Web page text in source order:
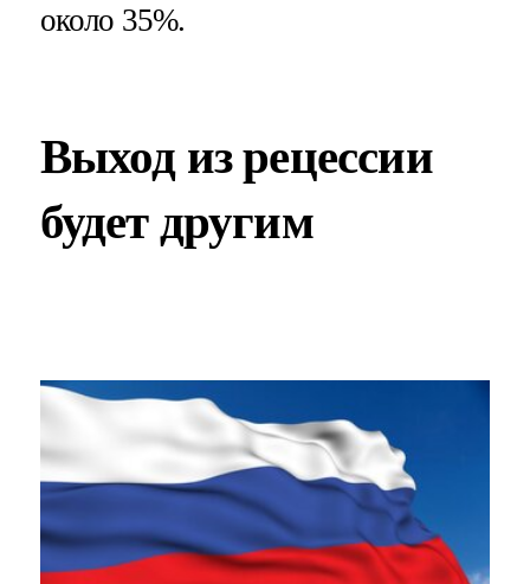
около 35%.
Выход из рецессии
будет другим